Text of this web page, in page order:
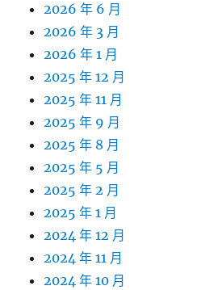
2026 年 6 月
2026 年 3 月
2026 年 1 月
2025 年 12 月
2025 年 11 月
2025 年 9 月
2025 年 8 月
2025 年 5 月
2025 年 2 月
2025 年 1 月
2024 年 12 月
2024 年 11 月
2024 年 10 月